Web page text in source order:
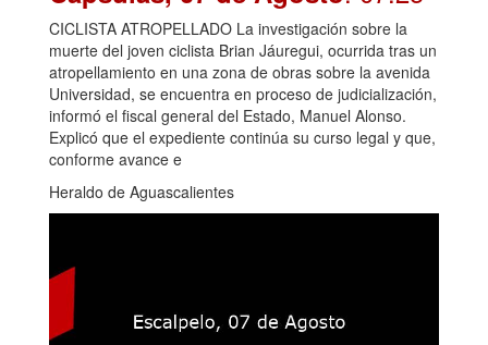
CICLISTA ATROPELLADO La investigación sobre la
muerte del joven ciclista Brian Jáuregui, ocurrida tras un
atropellamiento en una zona de obras sobre la avenida
Universidad, se encuentra en proceso de judicialización,
informó el fiscal general del Estado, Manuel Alonso.
Explicó que el expediente continúa su curso legal y que,
conforme avance e
Heraldo de Aguascalientes